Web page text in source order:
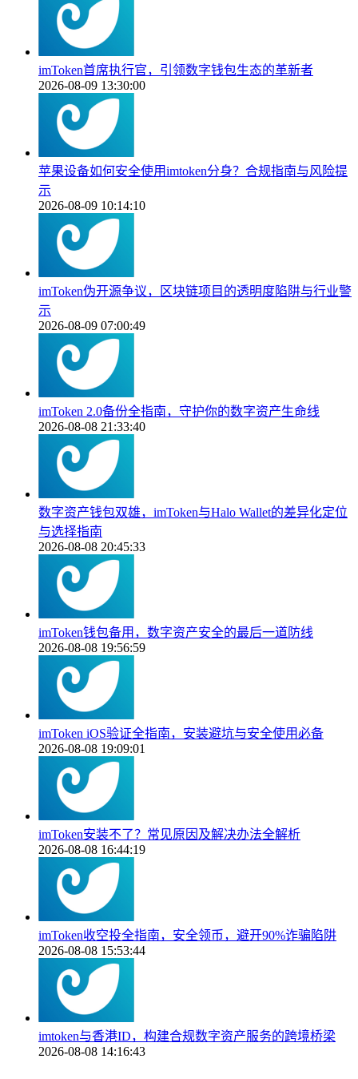
imToken首席执行官，引领数字钱包生态的革新者
2026-08-09 13:30:00
苹果设备如何安全使用imtoken分身？合规指南与风险提
示
2026-08-09 10:14:10
imToken伪开源争议，区块链项目的透明度陷阱与行业警
示
2026-08-09 07:00:49
imToken 2.0备份全指南，守护你的数字资产生命线
2026-08-08 21:33:40
数字资产钱包双雄，imToken与Halo Wallet的差异化定位
与选择指南
2026-08-08 20:45:33
imToken钱包备用，数字资产安全的最后一道防线
2026-08-08 19:56:59
imToken iOS验证全指南，安装避坑与安全使用必备
2026-08-08 19:09:01
imToken安装不了？常见原因及解决办法全解析
2026-08-08 16:44:19
imToken收空投全指南，安全领币，避开90%诈骗陷阱
2026-08-08 15:53:44
imtoken与香港ID，构建合规数字资产服务的跨境桥梁
2026-08-08 14:16:43